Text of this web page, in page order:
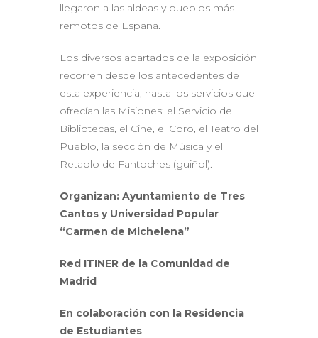
llegaron a las aldeas y pueblos más
remotos de España.
Los diversos apartados de la exposición
recorren desde los antecedentes de
esta experiencia, hasta los servicios que
ofrecían las Misiones: el Servicio de
Bibliotecas, el Cine, el Coro, el Teatro del
Pueblo, la sección de Música y el
Retablo de Fantoches (guiñol).
Organizan: Ayuntamiento de Tres
Cantos y Universidad Popular
“Carmen de Michelena”
Red ITINER de la Comunidad de
Madrid
En colaboración con la Residencia
de Estudiantes